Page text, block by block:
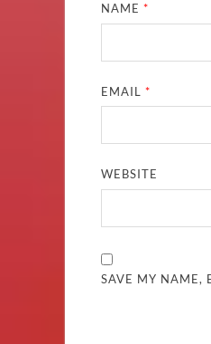
NAME*
EMAIL*
WEBSITE
SAVE MY NAME,